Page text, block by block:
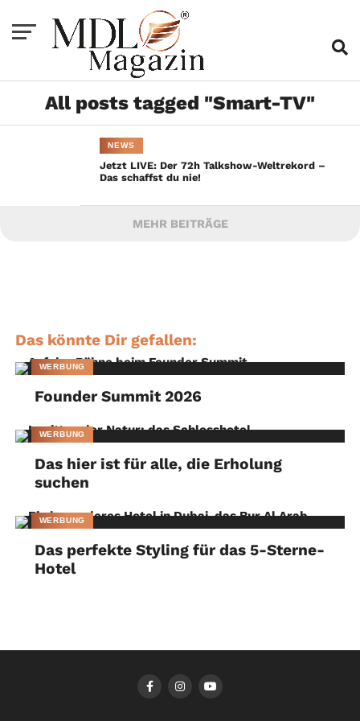
All posts tagged "Smart-TV"
NEWS
Jetzt LIVE: Der 72h Talkshow-Weltrekord –
Das schaffst du nie!
MEHR BEITRÄGE
Das könnte Dir gefallen:
WERBUNG
Founder Summit 2026
WERBUNG
Das hier ist für alle, die Erholung
suchen
WERBUNG
Das perfekte Styling für das 5-Sterne-
Hotel